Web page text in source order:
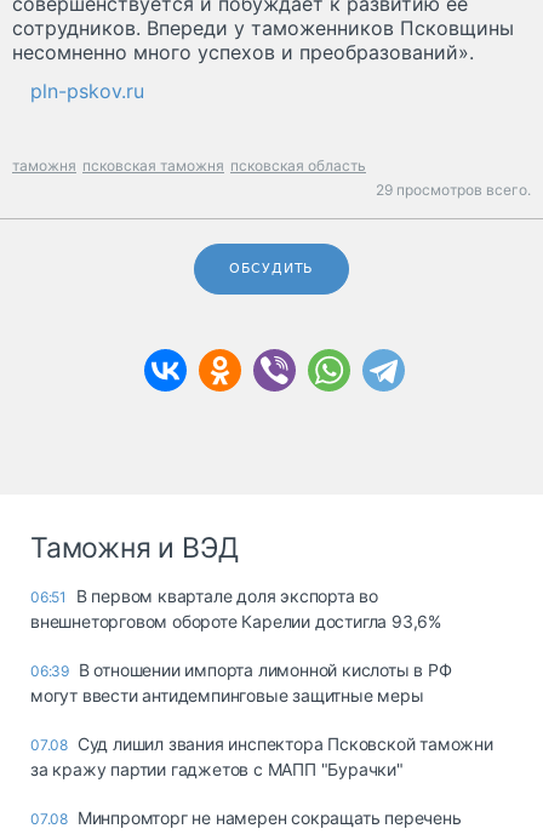
сотрудников. Впереди у таможенников Псковщины
несомненно много успехов и преобразований».
pln-pskov.ru
таможня псковская таможня псковская область
29 просмотров всего.
ОБСУДИТЬ
Таможня и ВЭД
06:51
В первом квартале доля экспорта во
внешнеторговом обороте Карелии достигла 93,6%
06:39 В отношении импорта лимонной кислоты в РФ
могут ввести антидемпинговые защитные меры
07.08 Суд лишил звания инспектора Псковской таможни
за кражу партии гаджетов с МАПП "Бурачки"
07.08 Минпромторг не намерен сокращать перечень